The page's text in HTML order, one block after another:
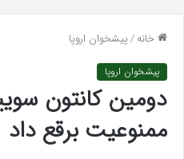
خانه/پیشخوان اروپا
پیشخوان اروپا
دومین کانتون
ممنوعیت برقع داد